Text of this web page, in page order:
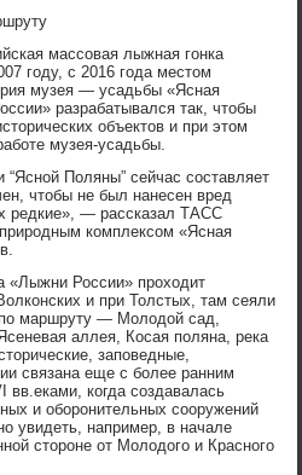
массовая лыжная гонка
году, с 2016 года местом
музея — усадьбы «Ясная
разрабатывался так, чтобы
объектов и при этом
музея-усадьбы.
“Ясной Поляны” сейчас составляет
чтобы не был нанесен вред
редкие», — рассказал ТАСС
комплексом «Ясная
«Лыжни России» проходит
и при Толстых, там сеяли
маршруту — Молодой сад,
аллея, Косая поляна, река
заповедные,
связана еще с более ранним
когда создавалась
и оборонительных сооружений
увидеть, например, в начале
стороне от Молодого и Красного